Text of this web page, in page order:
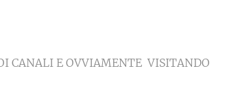
CANALI E OVVIAMENTE VISITANDO